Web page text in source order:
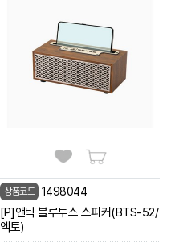
상품코드 1498044
[P]앤틱 블루투스 스피커(BTS-52/
엑토)